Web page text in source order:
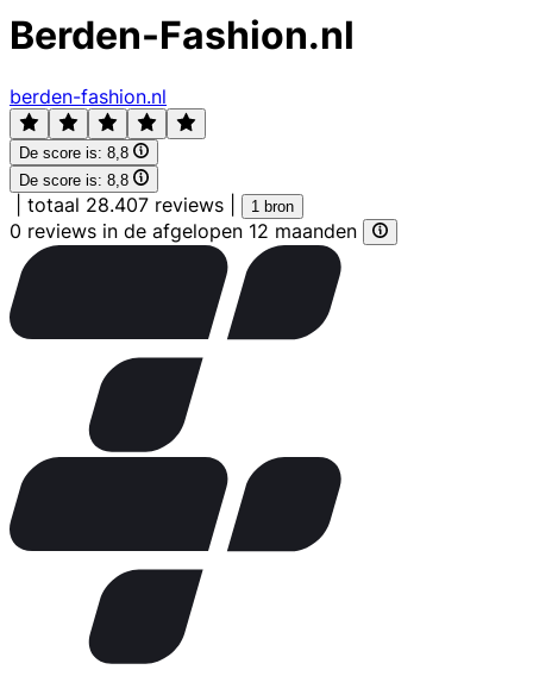
Berden-Fashion.nl
berden-fashion.nl
De score is: 8,8
De score is: 8,8
totaal 28.407 reviews 1 bron
0 reviews in de afgelopen 12 maanden